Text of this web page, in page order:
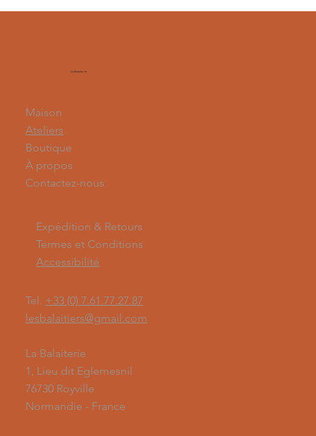
La Balaiterie
Maison
Ateliers
Boutique
À propos
Contactez-nous
Expédition & Retours
Termes et Conditions
Accessibilité
Tel. +33 (0) 7.61.77.27.87
lesbalaitiers@gmail.com
La Balaiterie
1, Lieu dit Eglemesnil
76730 Royville
Normandie - France